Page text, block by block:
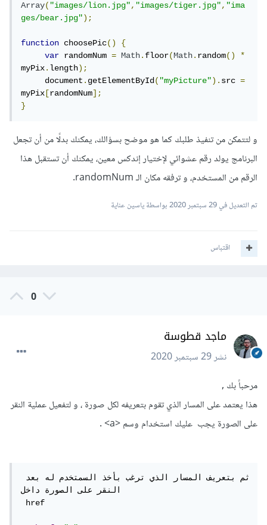
Array("images/lion.jpg","images/tiger.jpg","ima
ges/bear.jpg");
function choosePic()
{
var randomNum = Math.floor(Math.random()
*
myPix.length);
     document
.getElementById("myPicture").src =
myPix [randomNum];
}
و لتتمكن من تنفيذ طلبك كما هو موضح بسؤالك، يمكنك بدلًا من أن تجعل
البرنامج يولد رقم عشوائي لإختيار إندكس معين، يمكنك أن تستقبل هذا
الرقم من المستخدم، و ترفقه مكان الـ randomNum.
تم التعديل في29 سبتمبر 2020 بواسطة ياسين عناية
اقتباس
0
ماجد قطوسة
نشر29 سبتمبر 2020
مرحباً بك ,
هذا يعتمد على المسار الذي تقوم بتعريفه لكل صورة ، و لتفعيل عملية النقر
على الصورة يجب عليك استخدام وسم <a> .
ثم بتعريف المسار الذي ترغب بأخذ السمتخدم له بعد
النقر على الصورة داخل
href